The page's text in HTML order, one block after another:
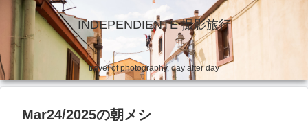
INDEPENDIENTE 撮影旅行
travel of photography, day after day
Mar24/2025の朝メシ